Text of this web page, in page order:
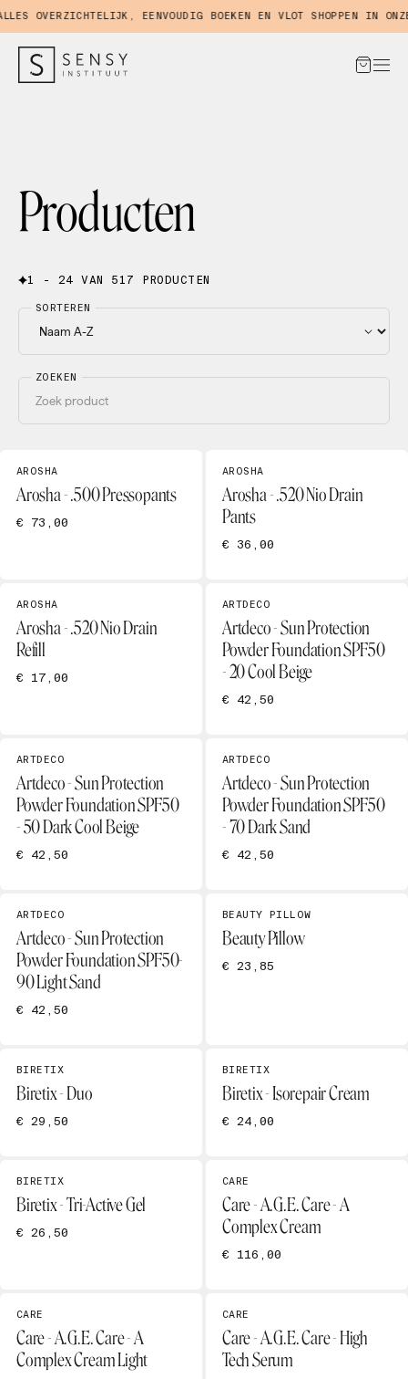
OVERZICHTELIJK, EENVOUDIG BOEKEN EN VLOT SHOPPEN IN ONZE
Producten
1 - 24 VAN 517 PRODUCTEN
ZOEKEN
SORTEREN
AROSHA
Arosha - .500 Pressopants
€ 73,00
AROSHA
Arosha - .520 Nio Drain
Pants
€ 36,00
AROSHA
Arosha - .520 Nio Drain
Refill
€ 17,00
ARTDECO
Artdeco - Sun Protection
Powder Foundation SPF50
- 20 Cool Beige
€ 42,50
ARTDECO
Artdeco - Sun Protection
Powder Foundation SPF50
- 50 Dark Cool Beige
€ 42,50
ARTDECO
Artdeco - Sun Protection
Powder Foundation SPF50
- 70 Dark Sand
€ 42,50
ARTDECO
Artdeco - Sun Protection
Powder Foundation SPF50-
90 Light Sand
€ 42,50
BEAUTY PILLOW
Beauty Pillow
€ 23,85
BIRETIX
Biretix - Duo
€ 29,50
BIRETIX
Biretix - Isorepair Cream
€ 24,00
BIRETIX
Biretix - Tri-Active Gel
€ 26,50
CARE
Care - A.G.E. Care - A
Complex Cream
€ 116,00
CARE
Care - A.G.E. Care - A
Complex Cream Light
CARE
Care - A.G.E. Care - High
Tech Serum